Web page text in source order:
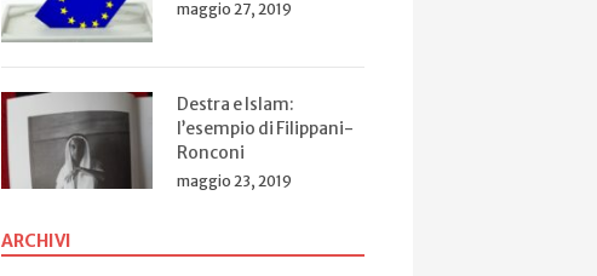
maggio 27, 2019
Destra e Islam:
l’esempio di Filippani-
Ronconi
maggio 23, 2019
ARCHIVI